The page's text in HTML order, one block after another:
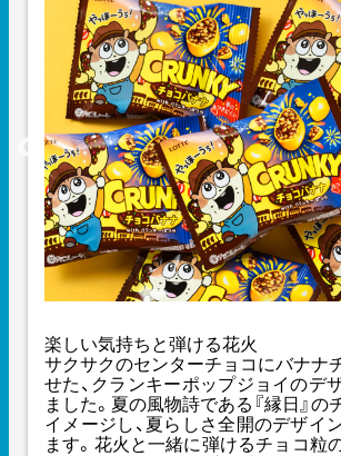
楽しい気持ちと弾ける花火
サクサクのセンターチョコにバナナ
せた、クランキーポップジョイのデ
ました。夏の風物詩である『縁日』の
イメージし、夏らしさ全開のデザイ
ます。花火と一緒に弾けるチョコ粒